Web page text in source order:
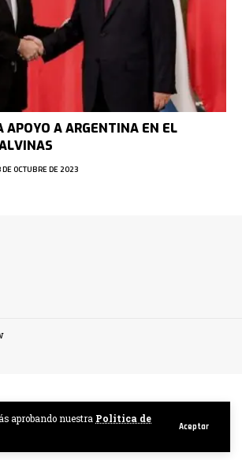
aprobando nuestra Politica de
Aceptar
APOYO A ARGENTINA EN EL
OCTUBRE DE 2023